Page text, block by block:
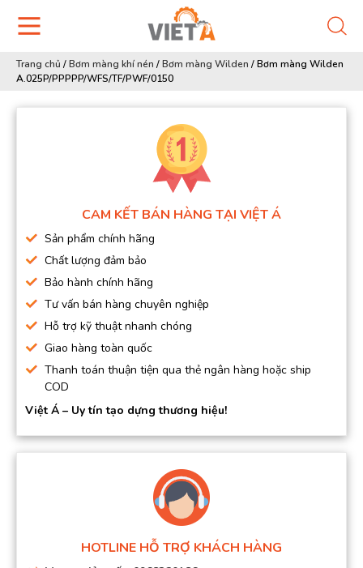
Trang chủ /Bơm màng khí nén /Bơm màng Wilden /Bơm màng Wilden
A.025P/PPPPP/WFS/TF/PWF/0150
CAM KẾT BÁN HÀNG TẠI VIỆT Á
Sản phẩm chính hãng
Chất lượng đảm bảo
Bảo hành chính hãng
Tư vấn bán hàng chuyên nghiệp
Hỗ trợ kỹ thuật nhanh chóng
Giao hàng toàn quốc
Thanh toán thuận tiện qua thẻ ngân hàng hoặc ship
COD
Việt Á – Uy tín tạo dựng thương hiệu!
HOTLINE HỖ TRỢ KHÁCH HÀNG